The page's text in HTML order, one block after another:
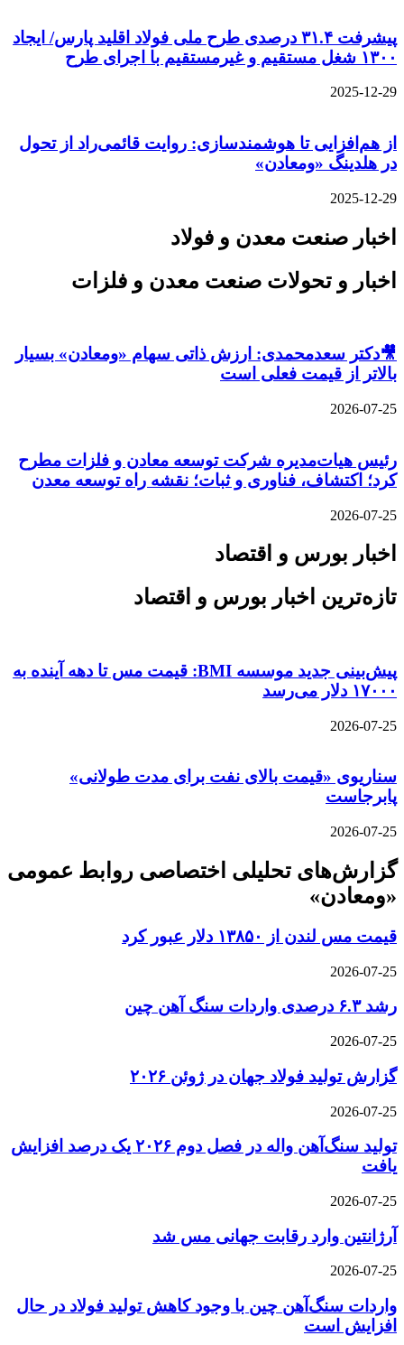
پیشرفت ۳۱.۴ درصدی طرح ملی فولاد اقلید پارس/ ایجاد
۱۳۰۰ شغل مستقیم و غیرمستقیم با اجرای طرح
2025-12-29
از هم‌افزایی تا هوشمندسازی: روایت قائمی‌راد از تحول
در هلدینگ «ومعادن»
2025-12-29
اخبار صنعت معدن و فولاد
اخبار و تحولات صنعت معدن و فلزات
🎥دکتر سعدمحمدی: ارزش ذاتی سهام «ومعادن» بسیار
بالاتر از قیمت فعلی است
2026-07-25
رئیس هیات‌مدیره شرکت توسعه معادن و فلزات مطرح
کرد؛ اکتشاف، فناوری و ثبات؛ نقشه راه توسعه معدن
2026-07-25
اخبار بورس و اقتصاد
تازه‌ترین اخبار بورس و اقتصاد
پیش‌بینی جدید موسسه BMI: قیمت مس تا دهه آینده به
۱۷۰۰۰ دلار می‌رسد
2026-07-25
سناریوی «قیمت بالای نفت برای مدت طولانی»
پابرجاست
2026-07-25
گزارش‌های تحلیلی اختصاصی روابط عمومی
«ومعادن»
قیمت مس لندن از ۱۳۸۵۰ دلار عبور کرد
2026-07-25
رشد ۶.۳ درصدی واردات سنگ آهن چین
2026-07-25
گزارش تولید فولاد جهان در ژوئن ۲۰۲۶
2026-07-25
تولید سنگ‌آهن واله در فصل دوم ۲۰۲۶ یک درصد افزایش
یافت
2026-07-25
آرژانتین وارد رقابت جهانی مس شد
2026-07-25
واردات سنگ‌آهن چین با وجود کاهش تولید فولاد در حال
افزایش است